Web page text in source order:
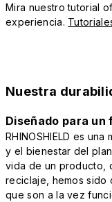
Mira nuestro tutorial
experiencia.
Nuestra
Diseñado para
RHINOSHIELD es
y el bienestar del
vida de un producto,
reciclaje, hemos sido
que son a la vez